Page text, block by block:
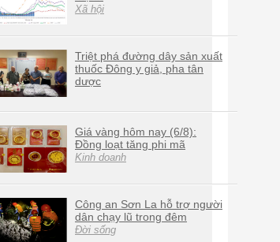
Xã hội
Triệt phá đường dây sản xuất
thuốc Đông y giả, pha tân
dược
Giá vàng hôm nay (6/8):
Đồng loạt tăng phi mã
Kinh doanh
Công an Sơn La hỗ trợ người
dân chạy lũ trong đêm
Đời sống